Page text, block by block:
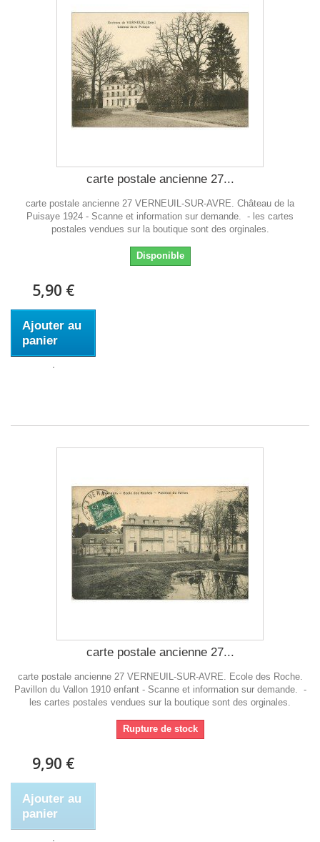
carte postale ancienne 27...
carte postale ancienne 27 VERNEUIL-SUR-AVRE. Château de la
Puisaye 1924 - Scanne et information sur demande. - les cartes
postales vendues sur la boutique sont des orginales.
Disponible
5,90 €
Ajouter au
panier
carte postale ancienne 27...
carte postale ancienne 27 VERNEUIL-SUR-AVRE. Ecole des Roche.
Pavillon du Vallon 1910 enfant - Scanne et information sur demande. -
les cartes postales vendues sur la boutique sont des orginales.
Rupture de stock
9,90 €
Ajouter au
panier